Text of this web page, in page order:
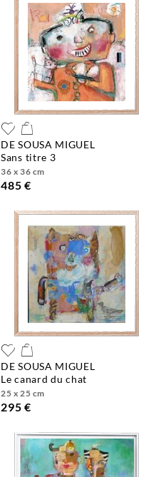
DE SOUSA MIGUEL
sans titre 3
36 x 36 cm
485 €
DE SOUSA MIGUEL
le canard du chat
25 x 25 cm
295 €